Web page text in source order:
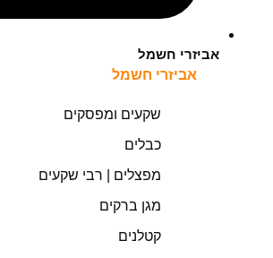
אביזרי חשמל
אביזרי חשמל
שקעים ומפסקים
כבלים
מפצלים | רבי שקעים
מגן ברקים
קטלנים